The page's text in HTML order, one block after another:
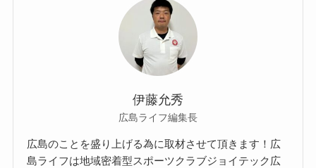
伊藤允秀
広島ライフ編集長
広島のことを盛り上げる為に取材させて頂きます！広
島ライフは地域密着型スポーツクラブジョイテック広